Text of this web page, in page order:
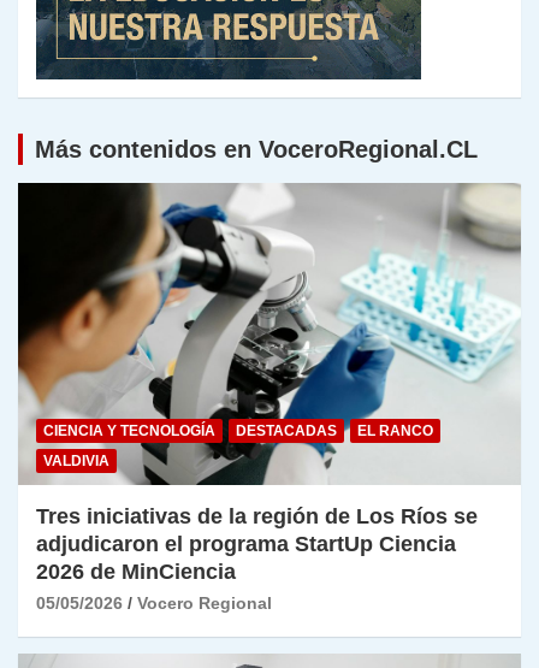
Más contenidos en VoceroRegional.CL
CIENCIA Y TECNOLOGÍA DESTACADAS
EL RANCO
VALDIVIA
Tres iniciativas de la región de Los Ríos se
adjudicaron el programa StartUp Ciencia
2026 de MinCiencia
05/05/2026 Vocero Regional